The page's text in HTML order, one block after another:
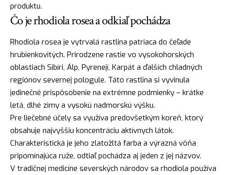
produktu.
Čo je rhodiola rosea a odkiaľ pochádza
Rhodiola rosea je vytrvalá rastlina patriaca do čeľade
hrubienkovitých. Prirodzene rastie vo vysokohorských
oblastiach Sibíri, Álp, Pyrenejí, Karpát a ďalších chladných
regiónov severnej pologule. Táto rastlina si vyvinula
jedinečné prispôsobenie na extrémne podmienky – krátke
letá, dlhé zimy a vysokú nadmorskú výšku.
Pre liečebné účely sa využíva predovšetkým koreň, ktorý
obsahuje najvyššiu koncentráciu aktívnych látok.
Charakteristická je jeho zlatožltá farba a výrazná vôňa
pripomínajúca ruže, odtiaľ pochádza aj jeden z jej názvov.
V tradičnej medicíne severských národov sa rhodiola používa